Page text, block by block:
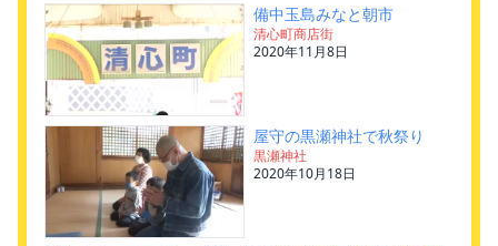
備中玉島みなと朝市
清心町商店街
2020年11月8日
屋守の黒瀬神社で秋祭り
黒瀬神社
2020年10月18日